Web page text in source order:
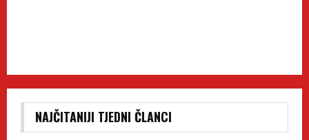
NAJČITANIJI TJEDNI ČLANCI